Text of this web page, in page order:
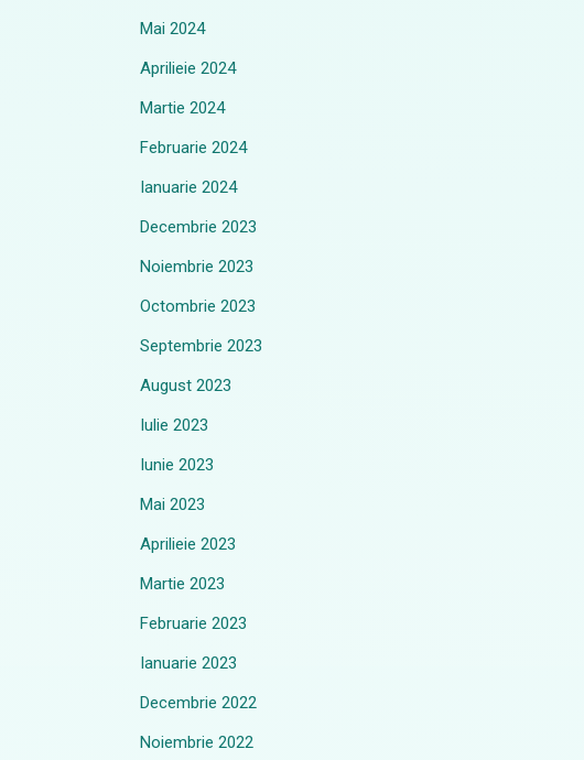
Mai 2024
Aprilieie 2024
Martie 2024
Februarie 2024
Ianuarie 2024
Decembrie 2023
Noiembrie 2023
Octombrie 2023
Septembrie 2023
August 2023
Iulie 2023
Iunie 2023
Mai 2023
Aprilieie 2023
Martie 2023
Februarie 2023
Ianuarie 2023
Decembrie 2022
Noiembrie 2022